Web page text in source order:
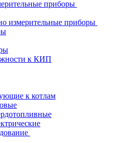
приборы
измерительные приборы
к КИП
к котлам